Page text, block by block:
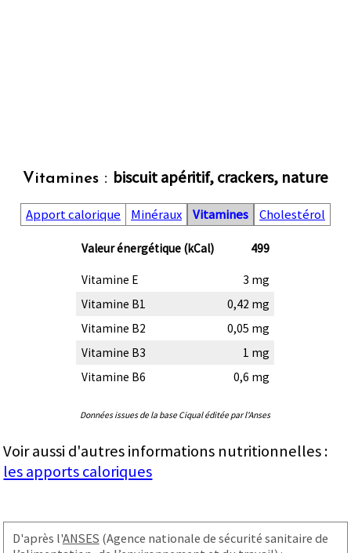
Vitamines : biscuit apéritif, crackers, nature
Apport calorique Minéraux Vitamines Cholestérol
Valeur énergétique (kCal) 499
Vitamine E
3 mg
Vitamine B1
0,42 mg
Vitamine B2
0,05 mg
Vitamine B3
1 mg
Vitamine B6
0,6 mg
Données issues de la base Ciqual éditée par l'Anses
Voir aussi d'autres informations nutritionnelles :
les apports caloriques
D'après l'ANSES (Agence nationale de sécurité sanitaire de